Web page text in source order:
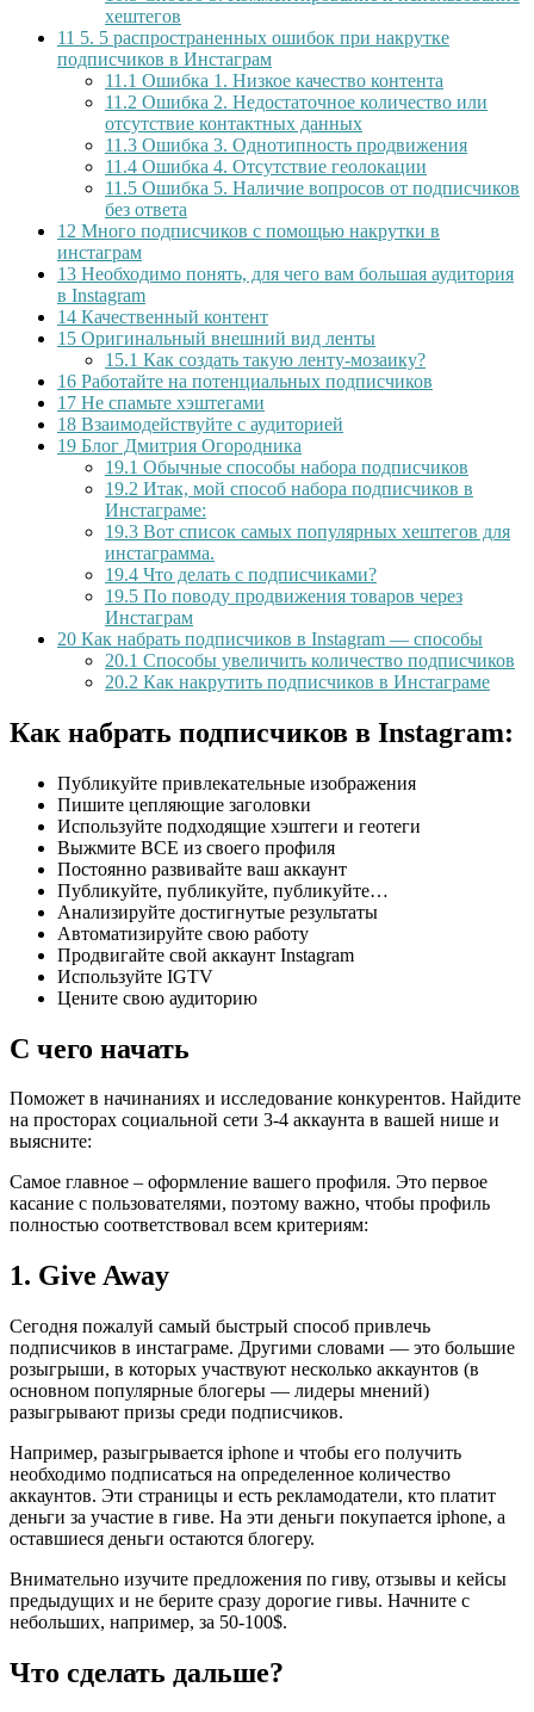
хештегов
11 5. 5 распространенных ошибок при накрутке
подписчиков в Инстаграм
11.1 Ошибка 1. Низкое качество контента
11.2 Ошибка 2. Недостаточное количество или
отсутствие контактных данных
11.3 Ошибка 3. Однотипность продвижения
11.4 Ошибка 4. Отсутствие геолокации
11.5 Ошибка 5. Наличие вопросов от подписчиков
без ответа
12 Много подписчиков с помощью накрутки в
инстаграм
13 Необходимо понять, для чего вам большая аудитория
в Instagram
14 Качественный контент
15 Оригинальный внешний вид ленты
15.1 Как создать такую ленту-мозаику?
16 Работайте на потенциальных подписчиков
17 Не спамьте хэштегами
18 Взаимодействуйте с аудиторией
19 Блог Дмитрия Огородника
19.1 Обычные способы набора подписчиков
19.2 Итак, мой способ набора подписчиков в
Инстаграме:
19.3 Вот список самых популярных хештегов для
инстаграмма.
19.4 Что делать с подписчиками?
19.5 По поводу продвижения товаров через
Инстаграм
20 Как набрать подписчиков в Instagram — способы
20.1 Способы увеличить количество подписчиков
20.2 Как накрутить подписчиков в Инстаграме
Как набрать подписчиков в Instagram:
Публикуйте привлекательные изображения
Пишите цепляющие заголовки
Используйте подходящие хэштеги и геотеги
Выжмите ВСЕ из своего профиля
Постоянно развивайте ваш аккаунт
Публикуйте, публикуйте, публикуйте…
Анализируйте достигнутые результаты
Автоматизируйте свою работу
Продвигайте свой аккаунт Instagram
Используйте IGTV
Цените свою аудиторию
С чего начать
Поможет в начинаниях и исследование конкурентов. Найдите
на просторах социальной сети 3-4 аккаунта в вашей нише и
выясните:
Самое главное – оформление вашего профиля. Это первое
касание с пользователями, поэтому важно, чтобы профиль
полностью соответствовал всем критериям:
1. Give Away
Сегодня пожалуй самый быстрый способ привлечь
подписчиков в инстаграме. Другими словами — это большие
розыгрыши, в которых участвуют несколько аккаунтов (в
основном популярные блогеры — лидеры мнений)
разыгрывают призы среди подписчиков.
Например, разыгрывается iphone и чтобы его получить
необходимо подписаться на определенное количество
аккаунтов. Эти страницы и есть рекламодатели, кто платит
деньги за участие в гиве. На эти деньги покупается iphone, а
оставшиеся деньги остаются блогеру.
Внимательно изучите предложения по гиву, отзывы и кейсы
предыдущих и не берите сразу дорогие гивы. Начните с
небольших, например, за 50-100$.
Что сделать дальше?